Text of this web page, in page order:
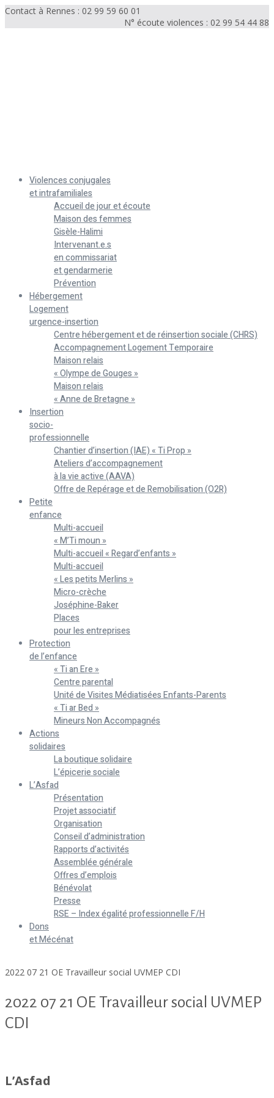
Contact à Rennes : 02 99 59 60 01
N° écoute violences : 02 99 54 44 88
Violences conjugales
et intrafamiliales
Accueil de jour et écoute
Maison des femmes
Gisèle-Halimi
Intervenant.e.s
en commissariat
et gendarmerie
Prévention
Hébergement
Logement
urgence-insertion
Centre hébergement et de réinsertion sociale (CHRS)
Accompagnement Logement Temporaire
Maison relais
« Olympe de Gouges »
Maison relais
« Anne de Bretagne »
Insertion
socio-
professionnelle
Chantier d’insertion (IAE) « Ti Prop »
Ateliers d’accompagnement
à la vie active (AAVA)
Offre de Repérage et de Remobilisation (O2R)
Petite
enfance
Multi-accueil
« M’Ti moun »
Multi-accueil « Regard’enfants »
Multi-accueil
« Les petits Merlins »
Micro-crèche
Joséphine-Baker
Places
pour les entreprises
Protection
de l’enfance
« Ti an Ere »
Centre parental
Unité de Visites Médiatisées Enfants-Parents
« Ti ar Bed »
Mineurs Non Accompagnés
Actions
solidaires
La boutique solidaire
L’épicerie sociale
L’Asfad
Présentation
Projet associatif
Organisation
Conseil d’administration
Rapports d’activités
Assemblée générale
Offres d’emplois
Bénévolat
Presse
RSE – Index égalité professionnelle F/H
Dons
et Mécénat
2022 07 21 OE Travailleur social UVMEP CDI
2022 07 21 OE Travailleur social UVMEP
CDI
L’Asfad